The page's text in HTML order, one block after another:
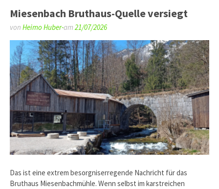
Miesenbach Bruthaus-Quelle versiegt
von Heimo Huber-am 21/07/2026
Das ist eine extrem besorgniserregende Nachricht für das
Bruthaus Miesenbachmühle. Wenn selbst im karstreichen